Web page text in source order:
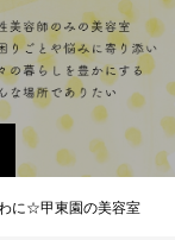
に☆甲東園の美容室